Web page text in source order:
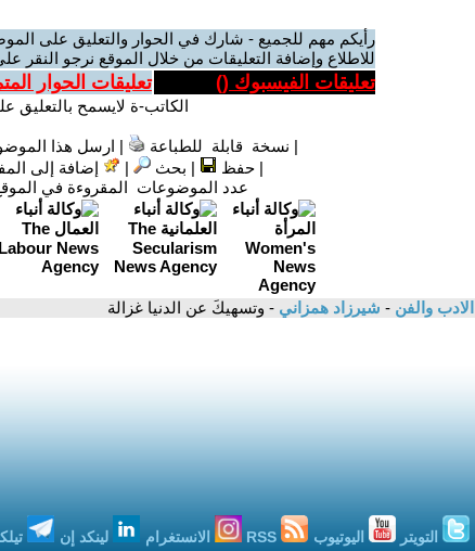
رأيكم مهم للجميع - شارك في الحوار والتعليق على
للاطلاع وإضافة التعليقات من خلال الموقع نرجو النقر
تعليقات الفيسبوك () تعليقات الحوار
الكاتب-ة لايسمح بالتعليق
| نسخة قابلة للطباعة | ارسل هذا
|حفظ | بحث | إضافة إلى
عدد الموضوعات المقروءة في
الادب والفن - شيرزاد همزاني - وتسهيكَ عن الدنيا غزالة
التويتر اليوتيوب الانستغرام لينكد إن